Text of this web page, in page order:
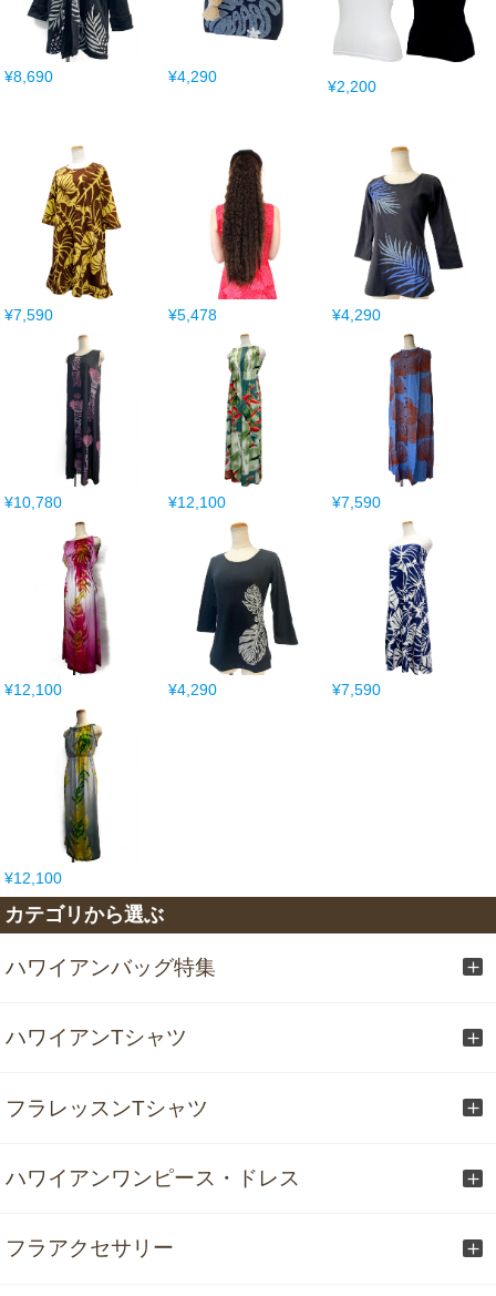
¥8,690 ¥4,290
¥2,200
¥7,590 ¥5,478 ¥4,290
¥10,780 ¥12,100 ¥7,590
¥12,100 ¥4,290 ¥7,590
¥12,100
カテゴリから選ぶ
ハワイアンバッグ特集
ハワイアンTシャツ
フラレッスンTシャツ
ハワイアンワンピース・ドレス
フラアクセサリー